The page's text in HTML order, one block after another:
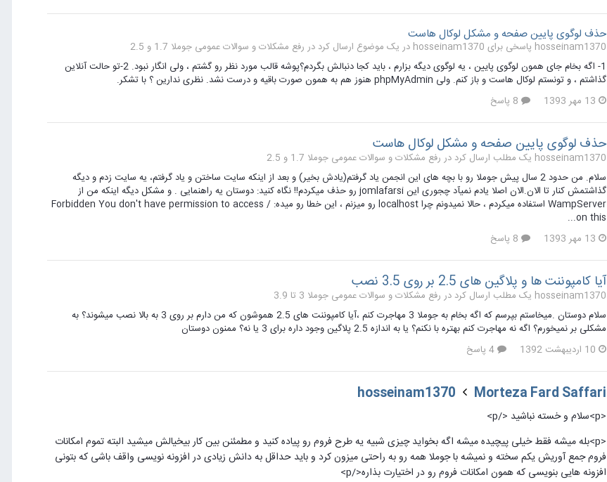
حذف لوگوی پایین صفحه و مشکل لوکال هاست
hosseinam1370 پاسخی برای hosseinam1370 در یک موضوع ارسال کرد در
رفع مشکلات و سوالات عمومی جوملا 1.7 و 2.5
1- اگه بخام جای همون لوگوی پایین ، یه لوگوی دیگه بزارم ، باید کجا دنبالش بگردم؟پوشه قالب مورد نظر رو گشتم ، ولی انگار نبود. 2-تو حالت آنلاین
گذاشتم ، و تونستم لوکال هاست و باز کنم. ولی phpMyAdmin هنوز هم به همون صورت باقیه و درست نشد. نظری ندارین ؟ با تشکر.
13 مهر 1393
حذف لوگوی پایین صفحه و مشکل لوکال هاست
hosseinam1370 یک مطلب ارسال کرد در
رفع مشکلات و سوالات عمومی جوملا 1.7 و 2.5
سلام. من حدود 2 سال پیش جوملا رو با بچه های این انجمن یاد گرفتم(یادش بخیر) و بعد از اینکه سایت ساختن و یاد گرفتم، یه سایت زدم و دیگه
گذاشتمش کنار تا الان.الان اصلا یادم نمیآد چجوری این jomlafarsi رو حذف میکردم!! نگاه کنید: دوستان یه راهنمایی . و مشکل دیگه اینکه من از
WampServer استفاده میکردم ، حالا نمیدونم چرا localhost رو میزنم ، این خطا رو میده: Forbidden You don't have permission to access /
on this...
13 مهر 1393
آیا کامپوننت ها و پلاگین های 2.5 بر روی 3.5 نصب
hosseinam1370 یک مطلب ارسال کرد در
رفع مشکلات و سوالات عمومی جوملا 3 تا 3.9
سلام دوستان .میخاستم بپرسم که اگه بخام به جوملا 3 مهاجرت کنم ،آیا کامپوننت های 2.5 هموشون که من دارم بر روی 3 به بالا نصب میشوند؟ به
مشکلی بر نمیخورم؟ اگه نه مهاجرت کنم بهتره با نکنم؟ یا به اندازه 2.5 پلاگین وجود داره برای 3 یا نه؟ ممنون دوستان
10 اردیبهشت 1392
Morteza Fard Saffari
hosseinam1370
<p>سلام و خسته نباشید </p>
<p>بله میشه فقط خیلی پیچیده میشه اگه بخواید چیزی شبیه یه طرح فروم رو پیاده کنید و مطمئنن بین کار بیخیالش میشید البته تموم امکانات
فروم جمع آوریش یکم سخته و نمیشه با جوملا همه رو به راحتی میزون کرد و باید حداقل به دانش زیادی در افزونه نویسی واقف باشی که بتونی
افزونه هایی بنویسی که همون امکانات فروم رو در اختیارت بذاره</p>